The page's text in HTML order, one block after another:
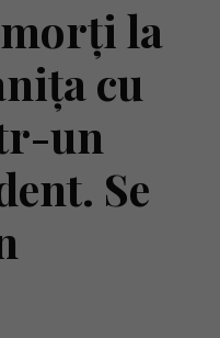
la
cu
un
Se